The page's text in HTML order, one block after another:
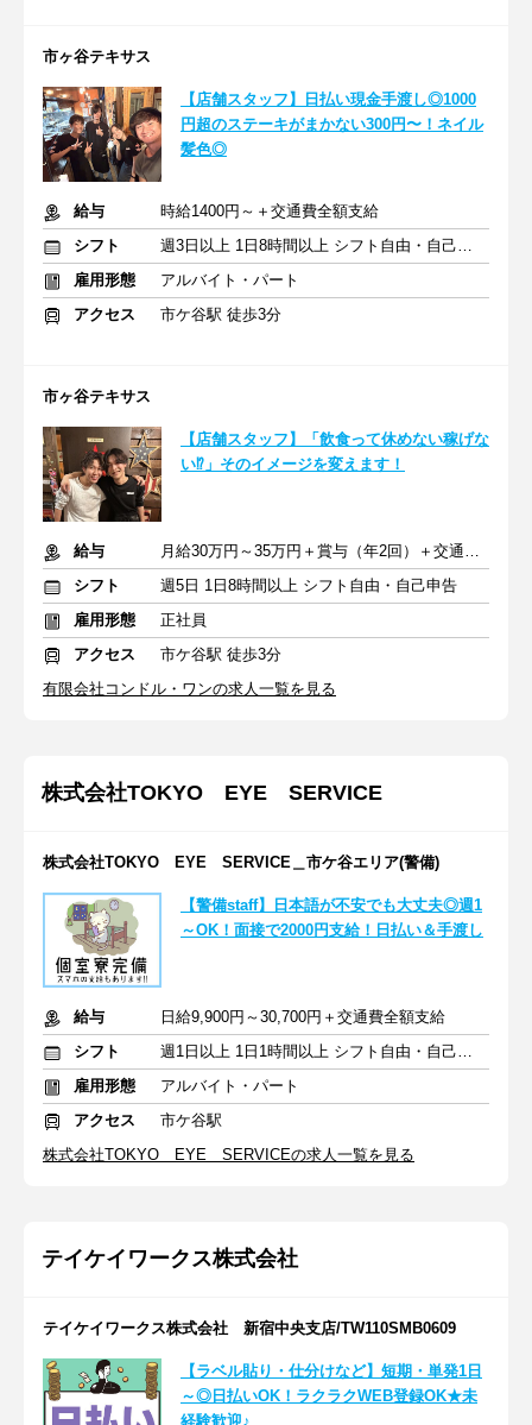
市ヶ谷テキサス
【店舗スタッフ】日払い現金手渡し◎1000
円超のステーキがまかない300円〜！ネイル
髪色◎
給与
時給1400円～＋交通費全額支給
シフト
週3日以上 1日8時間以上 シフト自由・自己申告
雇用形態
アルバイト・パート
アクセス
市ケ谷駅 徒歩3分
市ヶ谷テキサス
【店舗スタッフ】「飲食って休めない稼げな
い⁉」そのイメージを変えます！
給与
月給30万円～35万円＋賞与（年2回）＋交通費全額支給
シフト
週5日 1日8時間以上 シフト自由・自己申告
雇用形態
正社員
アクセス
市ケ谷駅 徒歩3分
有限会社コンドル・ワンの求人一覧を見る
株式会社TOKYO EYE SERVICE
株式会社TOKYO EYE SERVICE＿市ケ谷エリア(警備)
【警備staff】日本語が不安でも大丈夫◎週1
～OK！面接で2000円支給！日払い＆手渡し
給与
日給9,900円～30,700円＋交通費全額支給
シフト
週1日以上 1日1時間以上 シフト自由・自己申告
雇用形態
アルバイト・パート
アクセス
市ケ谷駅
株式会社TOKYO EYE SERVICEの求人一覧を見る
テイケイワークス株式会社
テイケイワークス株式会社 新宿中央支店/TW110SMB0609
【ラベル貼り・仕分けなど】短期・単発1日
～◎日払いOK！ラクラクWEB登録OK★未
経験歓迎♪